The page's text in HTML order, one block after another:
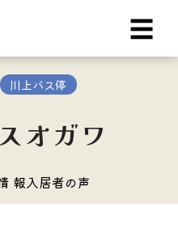
☰
川上バス停
オガワ
報入居者の声